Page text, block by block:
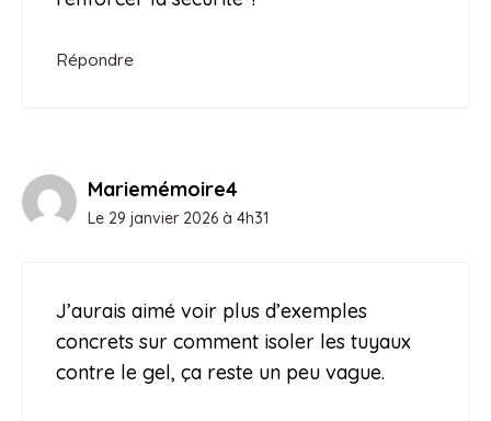
Répondre
Mariemémoire4
Le 29 janvier 2026 à 4h31
J’aurais aimé voir plus d’exemples
concrets sur comment isoler les tuyaux
contre le gel, ça reste un peu vague.